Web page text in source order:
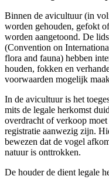
Binnen de avicultuur (in
worden gehouden, gefokt
worden aangetoond. De
(Convention on
flora and fauna) hebben
houden, fokken en
voorwaarden mogelijk
In de avicultuur is het
mits de legale herkomst
overdracht of verkoop
registratie aanwezig zijn.
bewezen dat de vogel
natuur is onttrokken.
De houder de dient legale